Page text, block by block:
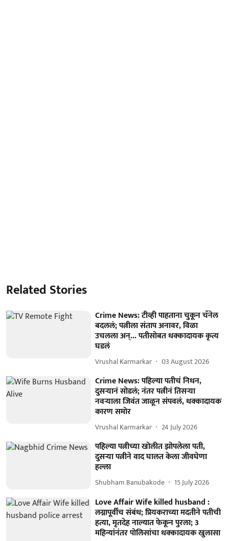
Related Stories
Crime News: टीव्ही पाहताना चुकून चॅनेल
बदललं; पत्नीला संताप अनावर, विळा
उचलला अन्... पतीसोबत धक्कादायक कृत्य
घडलं
Vrushal Karmarkar 03 August 2026
Crime News: पहिल्या पतीचं निधन,
दुसऱ्यानं सोडलं; नंतर पत्नीनं तिसऱ्या
नवऱ्याला जिवंत जाळून संपवलं, धक्कादायक
कारण समोर
Vrushal Karmarkar 24 July 2026
पहिल्या पत्नीच्या खोलीत झोपलेला पती,
दुसऱ्या पत्नीने वाद घालत केला जीवघेणा
हल्ला
Shubham Banubakode 15 July 2026
Love Affair Wife killed husband :
लग्नापूर्वीच संबंध; प्रियकराच्या मदतीने पतीची
हत्या, मृतदेह नाल्यात फेकून पुरला; 3
महिन्यांनंतर पोलिसांचा धक्कादायक खुलासा